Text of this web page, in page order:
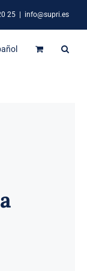
25 info@supri.es